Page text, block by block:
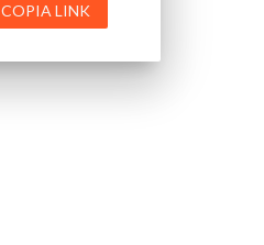
COPIA LINK